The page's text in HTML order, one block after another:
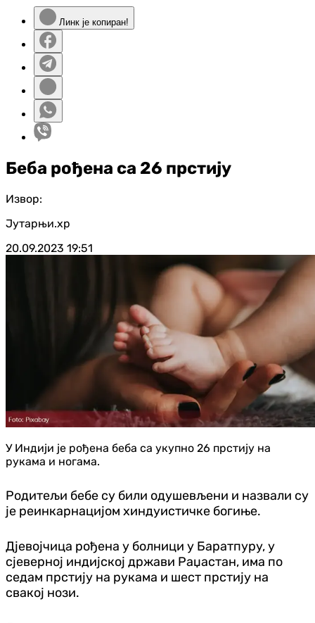
Линк је копиран!
Беба рођена са 26 прстију
Извор:
Јутарњи.хр
20.09.2023 19:51
У Индији је рођена беба са укупно 26 прстију на
рукама и ногама.
Родитељи бебе су били одушевљени и назвали су
је реинкарнацијом хиндуистичке богиње.
Дјевојчица рођена у болници у Баратпуру, у
сјеверној индијској држави Раџастан, има по
седам прстију на рукама и шест прстију на
свакој нози.